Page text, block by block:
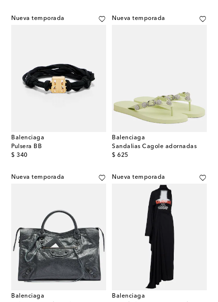
Nueva temporada
Balenciaga
Pulsera BB
$ 340
original price
Nueva temporada
Balenciaga
Sandalias Cagole adornadas
$ 625
original price
Nueva temporada
Balenciaga
Nueva temporada
Balenciaga